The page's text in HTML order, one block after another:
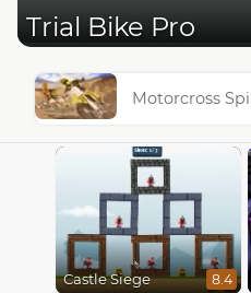
Trial Bike Pro
Motorcross Spill
Castle Siege 8.4